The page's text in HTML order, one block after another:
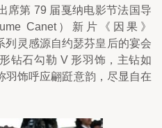
席第 79 届戛纳电影节法国导
Canet）新片《因果》
列灵感源自约瑟芬皇后的宴会
钻石勾勒 V 形羽饰，主钻如
羽饰呼应翩跹意韵，尽显自在